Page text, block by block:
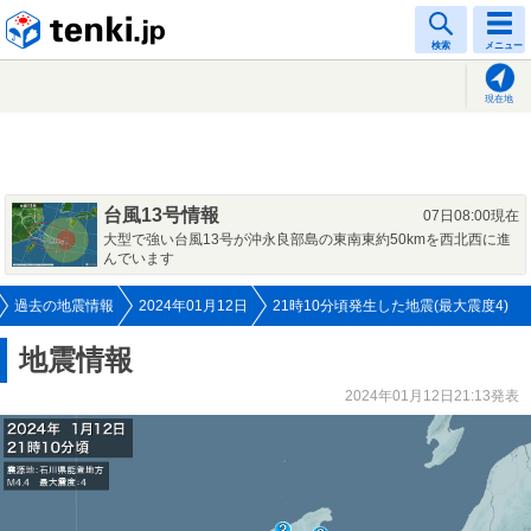
検索 メニュー
現在地
台風13号情報
07日08:00現在
大型で強い台風13号が沖永良部島の東南東約50kmを西北西に進
んでいます
過去の地震情報 2024年01月12日 21時10分頃発生した地震(最大震度4)
地震情報
2024年01月12日21:13発表